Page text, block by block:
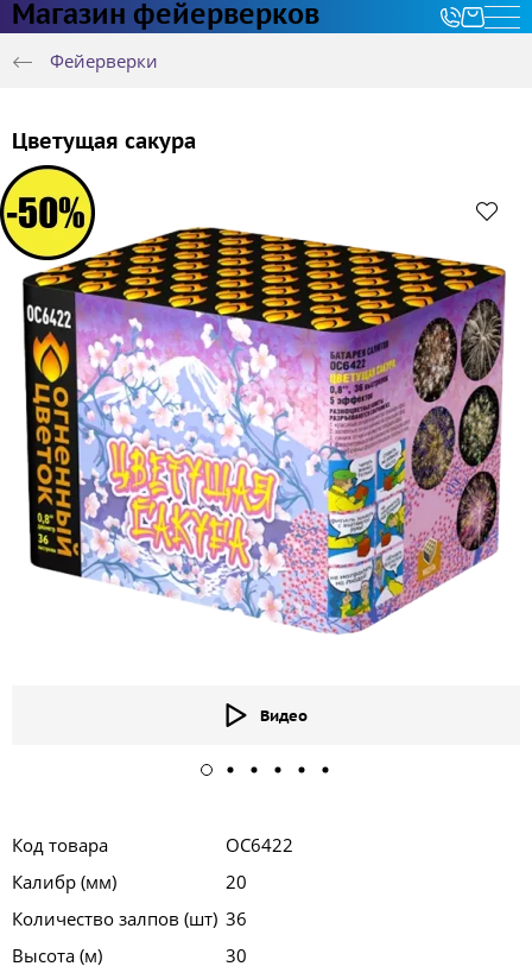
Магазин фейерверков
Фейерверки
Цветущая сакура
Видео
Код товара
ОС6422
Калибр (мм)
20
Количество залпов (шт) 36
Высота (м)
30